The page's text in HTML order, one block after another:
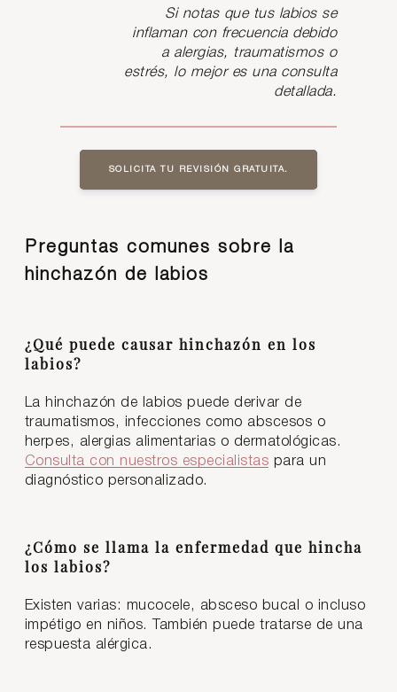
Si notas que tus labios se
inflaman con frecuencia debido
a alergias, traumatismos o
estrés, lo mejor es una consulta
detallada.
SOLICITA TU REVISIÓN GRATUITA.
Preguntas comunes sobre la
hinchazón de labios
¿Qué puede causar hinchazón en los
labios?
La hinchazón de labios puede derivar de
traumatismos, infecciones como abscesos o
herpes, alergias alimentarias o dermatológicas.
Consulta con nuestros especialistas para un
diagnóstico personalizado.
¿Cómo se llama la enfermedad que hincha
los labios?
Existen varias: mucocele, absceso bucal o incluso
impétigo en niños. También puede tratarse de una
respuesta alérgica.